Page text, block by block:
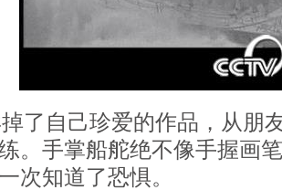
了自己珍爱的作品，从朋
。手掌船舵绝不像手握画
次知道了恐惧。